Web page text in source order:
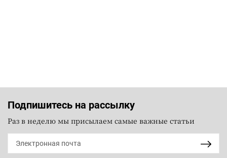
Подпишитесь на рассылку
Раз в неделю мы присылаем самые важные статьи